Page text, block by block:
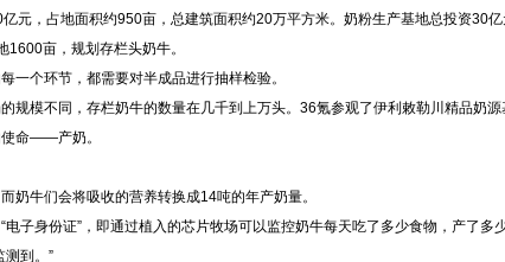
元，占地面积约950亩，总建筑面积约20万平方米。奶粉生产基地总投资30
亩，规划存栏头奶牛。
一个环节，都需要对半成品进行抽样检验。
规模不同，存栏奶牛的数量在几千到上万头。36氪参观了伊利敕勒川精品奶
命——产奶。
奶牛们会将吸收的营养转换成14吨的年产奶量。
子身份证”，即通过植入的芯片牧场可以监控奶牛每天吃了多少食物，产了多
测到。”